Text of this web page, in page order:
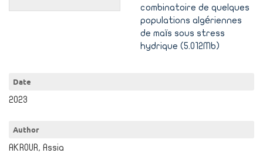
combinatoire de quelques
populations algériennes
de maïs sous stress
hydrique (5.012Mb)
Date
2023
Author
AKROUR, Assia